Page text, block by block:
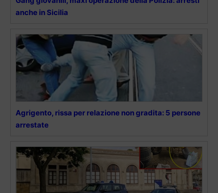
anche in Sicilia
Agrigento, rissa per relazione non gradita: 5 persone
arrestate